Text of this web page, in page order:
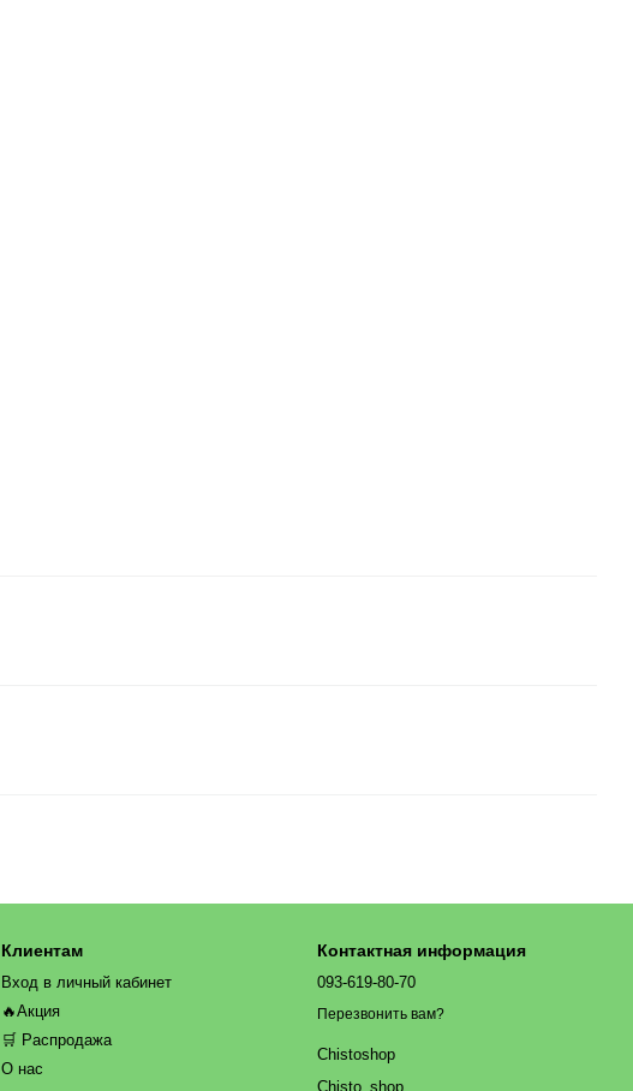
Клиентам
Вход в личный кабинет
🔥Акция
🛒 Распродажа
О нас
Контактная информация
093-619-80-70
Перезвонить вам?
Chistoshop
Chisto_shop